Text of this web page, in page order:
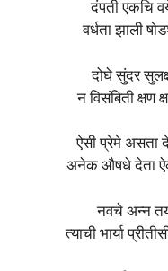
दंपती एकचि
वर्धता झाली
दोघे सुंदर
न विसंबिती क्षण
ऐसी प्रेमे असता
अनेक औषधे देता
नवचे अन्न
त्याची भार्या